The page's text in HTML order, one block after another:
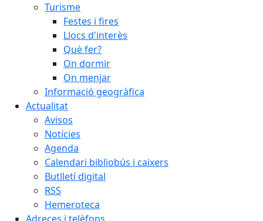
Turisme
Festes i fires
Llocs d'interès
Què fer?
On dormir
On menjar
Informació geogràfica
Actualitat
Avisos
Notícies
Agenda
Calendari bibliobús i caixers
Butlletí digital
RSS
Hemeroteca